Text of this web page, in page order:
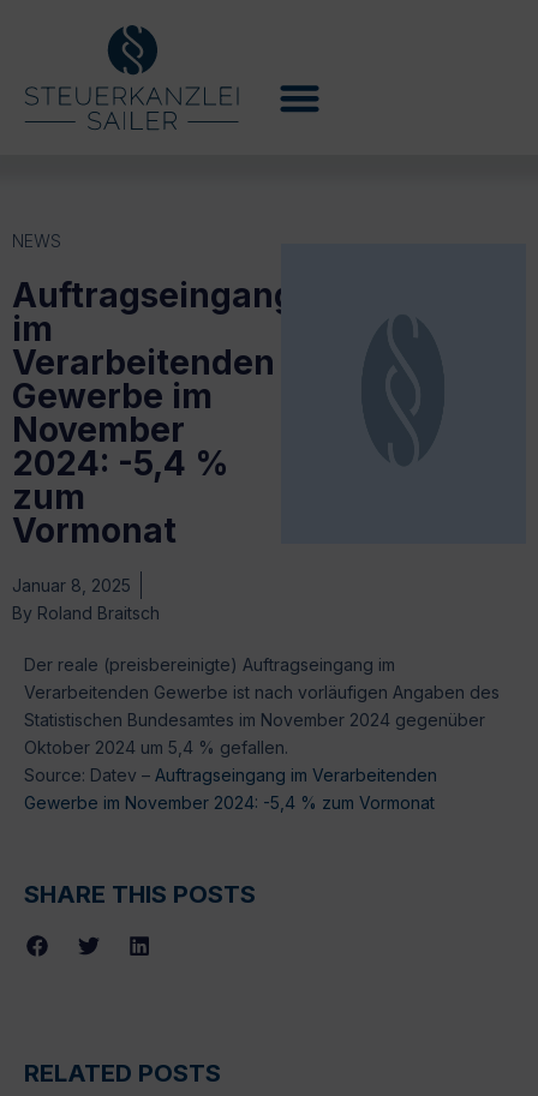
NEWS
Auftragseingang
im
Verarbeitenden
Gewerbe im
November
2024: -5,4 %
zum
Vormonat
Januar 8, 2025
By Roland Braitsch
Der reale (preisbereinigte) Auftragseingang im
Verarbeitenden Gewerbe ist nach vorläufigen Angaben des
Statistischen Bundesamtes im November 2024 gegenüber
Oktober 2024 um 5,4 % gefallen.
Source: Datev – Auftragseingang im Verarbeitenden
Gewerbe im November 2024: -5,4 % zum Vormonat
SHARE THIS POSTS
RELATED POSTS